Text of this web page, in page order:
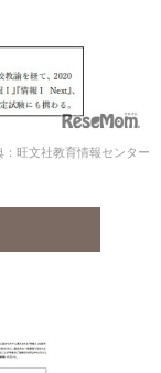
：旺文社教育情報センター